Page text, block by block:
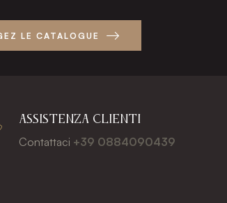
LE CATALOGUE
ASSISTENZA CLIENTI
Contattaci +39 0884090439